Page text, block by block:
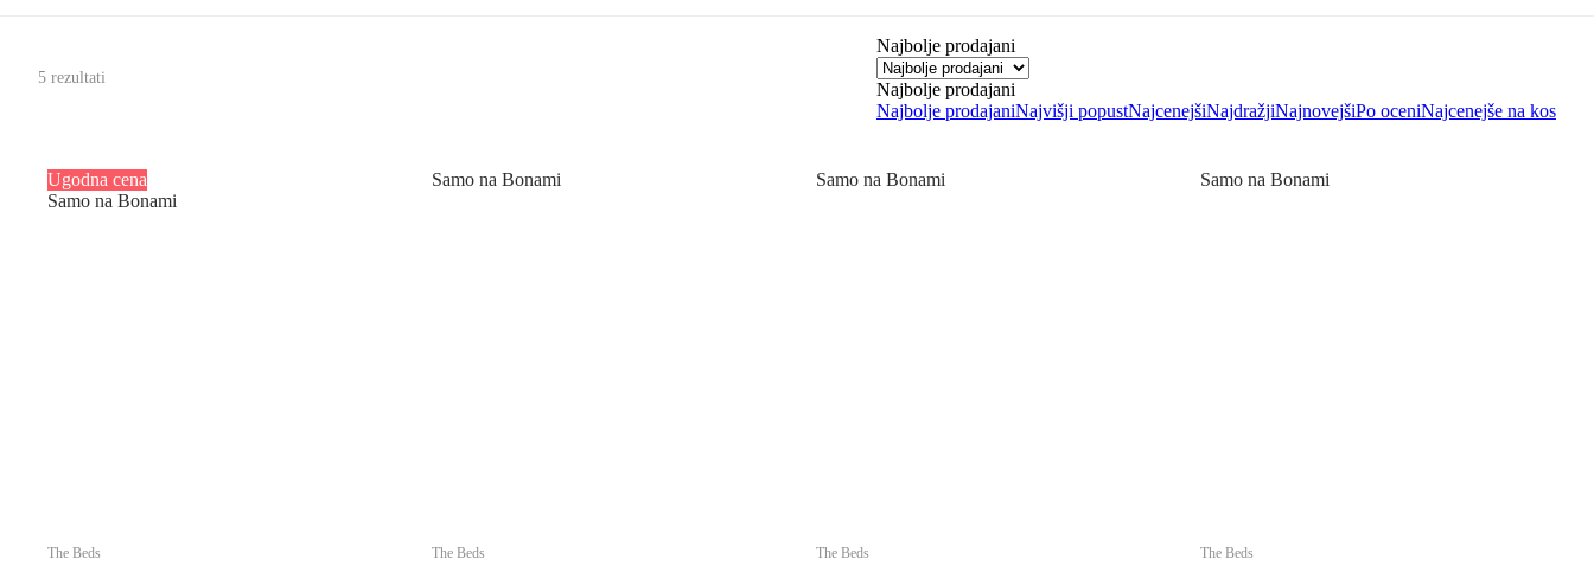
5 rezultati
Najbolje prodajani
Najbolje prodajani
Najbolje prodajaniNajvišji popustNajcenejšiNajdražjiNajnovejšiPo oceniNajcenejše na kos
Ugodna cena
Samo na Bonami
The Beds
Samo na Bonami
The Beds
Samo na Bonami
The Beds
Samo na Bonami
The Beds